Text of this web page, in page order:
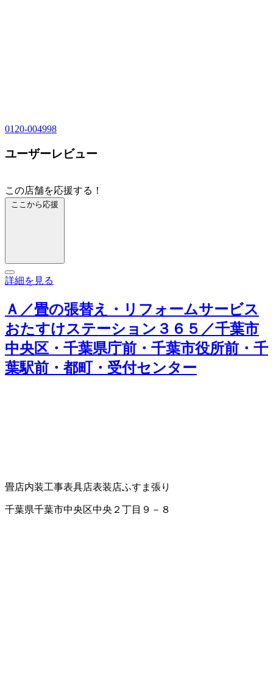
0120-004998
ユーザーレビュー
この店舗を応援する！
ここから応援
詳細を見る
Ａ／畳の張替え・リフォームサービス
おたすけステーション３６５／千葉市
中央区・千葉県庁前・千葉市役所前・千
葉駅前・都町・受付センター
畳店内装工事表具店表装店ふすま張り
千葉県千葉市中央区中央２丁目９－８